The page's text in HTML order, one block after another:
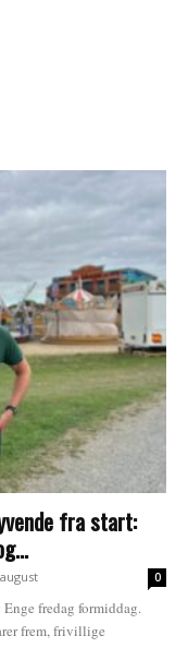
fra start:
0
fredag formiddag.
frem, frivillige